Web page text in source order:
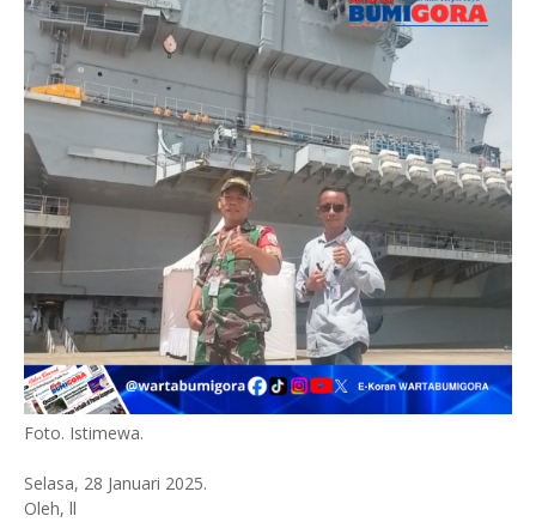
Foto. Istimewa.
Selasa, 28 Januari 2025.
Oleh, ll